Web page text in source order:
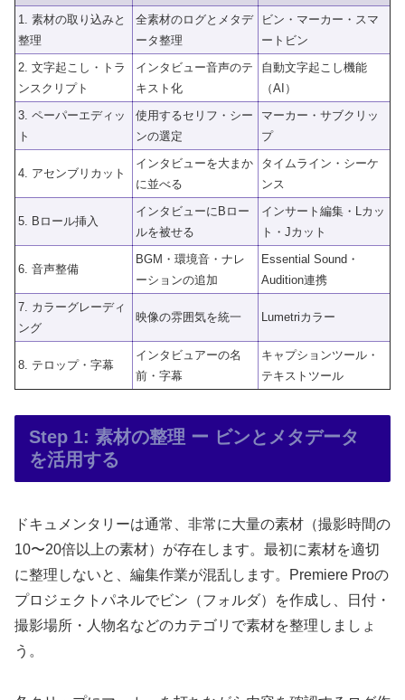
1. 素材の取り込みと
整理
全素材のログとメタデ
ータ整理
ビン・マーカー・スマ
ートビン
2. 文字起こし・トラ
ンスクリプト
インタビュー音声のテ
キスト化
自動文字起こし機能
（AI）
3. ペーパーエディッ
ト
使用するセリフ・シー
ンの選定
マーカー・サブクリッ
プ
4. アセンブリカット
インタビューを大まか
に並べる
タイムライン・シーケ
ンス
5. Bロール挿入
インタビューにBロー
ルを被せる
インサート編集・Lカッ
ト・Jカット
6. 音声整備
BGM・環境音・ナレ
ーションの追加
Essential Sound・
Audition連携
7. カラーグレーディ
ング
映像の雰囲気を統一 Lumetriカラー
8. テロップ・字幕
インタビュアーの名
前・字幕
キャプションツール・
テキストツール
Step 1: 素材の整理 ー ビンとメタデータ
を活用する
ドキュメンタリーは通常、非常に大量の素材（撮影時間の
10〜20倍以上の素材）が存在します。最初に素材を適切
に整理しないと、編集作業が混乱します。Premiere Proの
プロジェクトパネルでビン（フォルダ）を作成し、日付・
撮影場所・人物名などのカテゴリで素材を整理しましょ
う。